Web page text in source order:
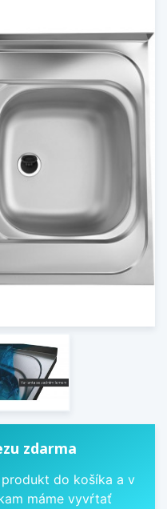
zdarma
do košíka a v
máme vyvŕtať